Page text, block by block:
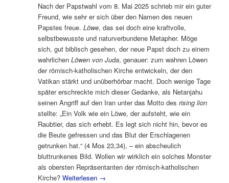
Nach der Papstwahl vom 8. Mai 2025 schrieb mir ein guter
Freund, wie sehr er sich über den Namen des neuen
Papstes freue.Löwe, das sei doch eine kraftvolle,
selbstbewusste und naturverbundene Metapher. Möge
sich, gut biblisch gesehen, der neue Papst doch zu einem
wahrlichenLöwen von Juda, genauer: zum wahren Löwen
der römisch-katholischen Kirche entwickeln, der den
Vatikan stärkt und unüberhörbar macht. Doch wenige Tage
später erschreckte mich dieser Gedanke, als Netanjahu
seinen Angriff auf den Iran unter das Motto desrising lion
stellte: „Ein Volk wie ein Löwe, der aufsteht, wie ein
Raubtier, das sich erhebt. Es legt sich nicht hin, bevor es
die Beute gefressen und das Blut der Erschlagenen
getrunken hat.“ (4 Mos 23,34), – ein abscheulich
bluttrunkenes Bild. Wollen wir wirklich ein solches Monster
als obersten Repräsentanten der römisch-katholischen
Kirche?Weiterlesen →